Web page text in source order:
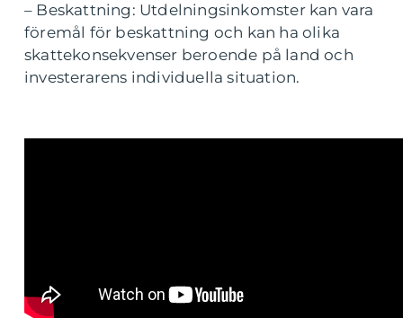
– Beskattning: Utdelningsinkomster kan vara
föremål för beskattning och kan ha olika
skattekonsekvenser beroende på land och
investerarens individuella situation.